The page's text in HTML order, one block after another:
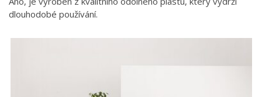
dlouhodobé používání.